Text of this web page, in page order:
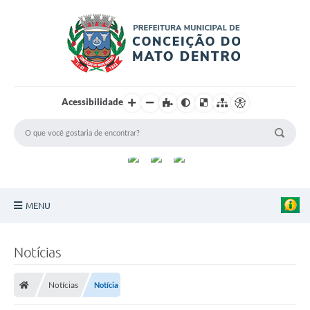
Acessibilidade
MENU
Turismo
Notícias
Notícias Notícia